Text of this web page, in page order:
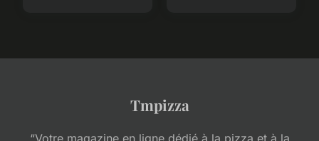
Tmpizza
“Votre magazine en ligne dédié à la pizza et à la